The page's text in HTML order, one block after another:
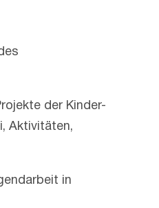
der Kinder-
Aktivitäten,
in